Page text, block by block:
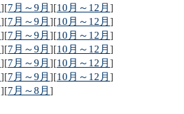
][7月～9月 ][10月～12月 ]
][7月～9月 ][10月～12月 ]
][7月～9月 ][10月～12月 ]
][7月～9月 ][10月～12月 ]
][7月～9月 ][10月～12月 ]
][7月～9月 ][10月～12月 ]
][7月～8月 ]